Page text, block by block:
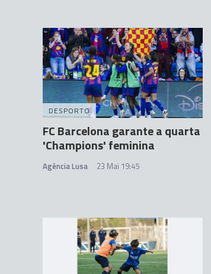
DESPORTO
FC Barcelona garante a quarta
'Champions' feminina
Agência Lusa 23 Mai 19:45